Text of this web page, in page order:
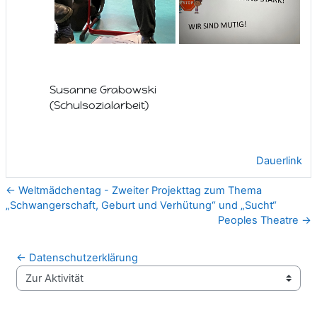
Susanne Grabowski
(Schulsozialarbeit)
Dauerlink
← Weltmädchentag - Zweiter Projekttag zum Thema
„Schwangerschaft, Geburt und Verhütung“ und „Sucht“
Peoples Theatre →
← Datenschutzerklärung
Zur Aktivität